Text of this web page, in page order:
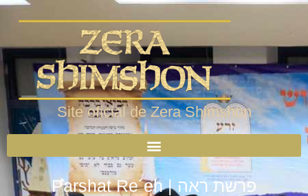
Site oficial de Zera Shimshon
Parshat Re´eh | פרשת ראה